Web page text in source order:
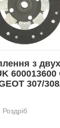
з
600013600
307/
Роздріб